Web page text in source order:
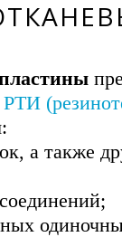
РТИ
а также